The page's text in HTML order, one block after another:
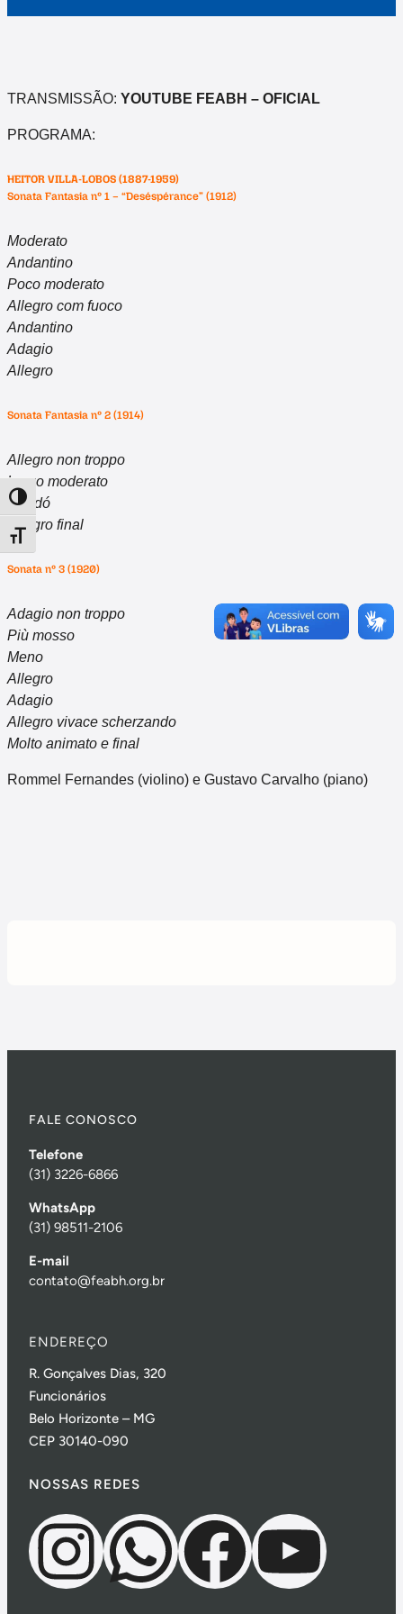
Alternar alto contraste
Alternar tamanho da fonte
TRANSMISSÃO: YOUTUBE FEABH – OFICIAL
PROGRAMA:
HEITOR VILLA-LOBOS (1887-1959)
Sonata Fantasia nº 1 – “Deséspérance” (1912)
Moderato
Andantino
Poco moderato
Allegro com fuoco
Andantino
Adagio
Allegro
Sonata Fantasia nº 2 (1914)
Allegro non troppo
Largo moderato
Rondó
Allegro final
Sonata nº 3 (1920)
Adagio non troppo
Più mosso
Meno
Allegro
Adagio
Allegro vivace scherzando
Molto animato e final
Rommel Fernandes (violino) e Gustavo Carvalho (piano)
FALE CONOSCO
Telefone
(31) 3226-6866
WhatsApp
(31) 98511-2106
E-mail
contato@feabh.org.br
ENDEREÇO
R. Gonçalves Dias, 320
Funcionários
Belo Horizonte – MG
CEP 30140-090
NOSSAS REDES
Instagram WhatsApp Facebook Youtube